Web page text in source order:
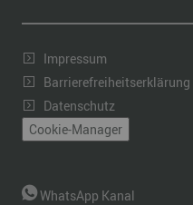
Impressum
Barrierefreiheitserklärung
Datenschutz
Cookie-Manager
WhatsApp Kanal